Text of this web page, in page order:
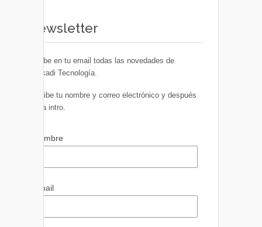
Newsletter
Recibe en tu email todas las novedades de
Euskadi Tecnología.
Escribe tu nombre y correo electrónico y después
pulsa intro.
Nombre
Email